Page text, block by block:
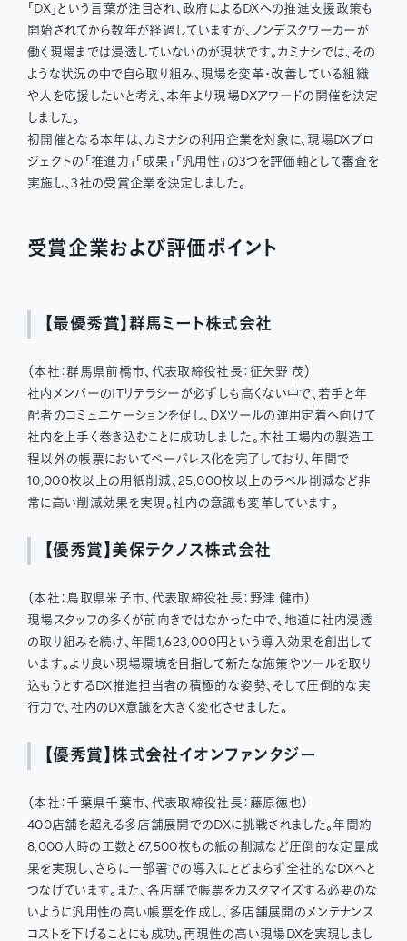
「DX」という言葉が注目され、政府によるDXへの推進支援政策も
開始されてから数年が経過していますが、ノンデスクワーカーが
働く現場までは浸透していないのが現状です。カミナシでは、その
ような状況の中で自ら取り組み、現場を変革・改善している組織
や人を応援したいと考え、本年より現場DXアワードの開催を決定
しました。
初開催となる本年は、カミナシの利用企業を対象に、現場DXプロ
ジェクトの「推進力」「成果」「汎用性」の3つを評価軸として審査を
実施し、3社の受賞企業を決定しました。
受賞企業および評価ポイント
【最優秀賞】群馬ミート株式会社
（本社：群馬県前橋市、代表取締役社長：征矢野 茂）
社内メンバーのITリテラシーが必ずしも高くない中で、若手と年
配者のコミュニケーションを促し、DXツールの運用定着へ向けて
社内を上手く巻き込むことに成功しました。本社工場内の製造工
程以外の帳票においてペーパレス化を完了しており、年間で
10,000枚以上の用紙削減、25,000枚以上のラベル削減など非
常に高い削減効果を実現。社内の意識も変革しています。
【優秀賞】美保テクノス株式会社
（本社：鳥取県米子市、代表取締役社長：野津 健市）
現場スタッフの多くが前向きではなかった中で、地道に社内浸透
の取り組みを続け、年間1,623,000円という導入効果を創出して
います。より良い現場環境を目指して新たな施策やツールを取り
込もうとするDX推進担当者の積極的な姿勢、そして圧倒的な実
行力で、社内のDX意識を大きく変化させました。
【優秀賞】株式会社イオンファンタジー
（本社：千葉県千葉市、代表取締役社長：藤原徳也）
400店舗を超える多店舗展開でのDXに挑戦されました。年間約
8,000人時の工数と67,500枚もの紙の削減など圧倒的な定量成
果を実現し、さらに一部署での導入にとどまらず全社的なDXへと
つなげています。また、各店舗で帳票をカスタマイズする必要のな
いように汎用性の高い帳票を作成し、多店舗展開のメンテナンス
コストを下げることにも成功。再現性の高い現場DXを実現しまし